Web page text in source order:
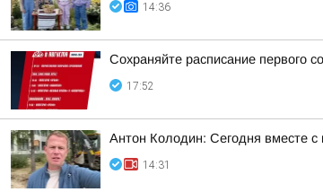
14:36
Сохраняйте расписание первого
17:52
Антон Колодин: Сегодня вместе с
14:31